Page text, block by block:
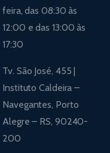
feira, das 08:30 às
12:00 e das 13:00 às
17:30
Tv. São José, 455 |
Instituto Caldeira –
Navegantes, Porto
Alegre – RS, 90240-
200